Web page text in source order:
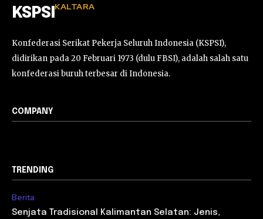
KSPSI KALTARA
Konfederasi Serikat Pekerja Seluruh Indonesia (KSPSI),
didirikan pada 20 Februari 1973 (dulu FBSI), adalah salah satu
konfederasi buruh terbesar di Indonesia.
COMPANY
TRENDING
Berita
Senjata Tradisional Kalimantan Selatan: Jenis,